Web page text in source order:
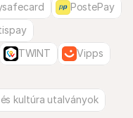
PostePay
TWINT
Vipps
kultúra utalványok